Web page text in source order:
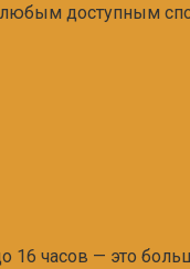
доступным
16 часов — это